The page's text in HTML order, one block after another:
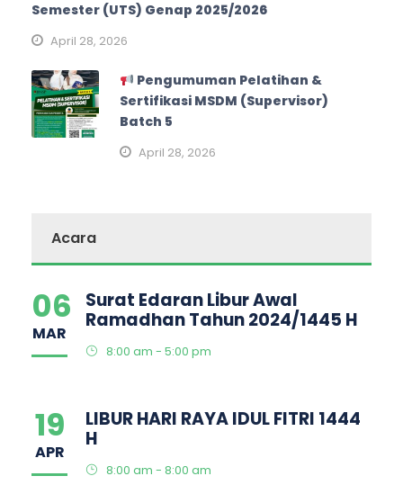
Semester (UTS) Genap 2025/2026
April 28, 2026
Pengumuman Pelatihan &
Sertifikasi MSDM (Supervisor)
Batch 5
April 28, 2026
Acara
06
MAR
Surat Edaran Libur Awal
Ramadhan Tahun 2024/1445 H
8:00 am - 5:00 pm
19
APR
LIBUR HARI RAYA IDUL FITRI 1444
H
8:00 am - 8:00 am